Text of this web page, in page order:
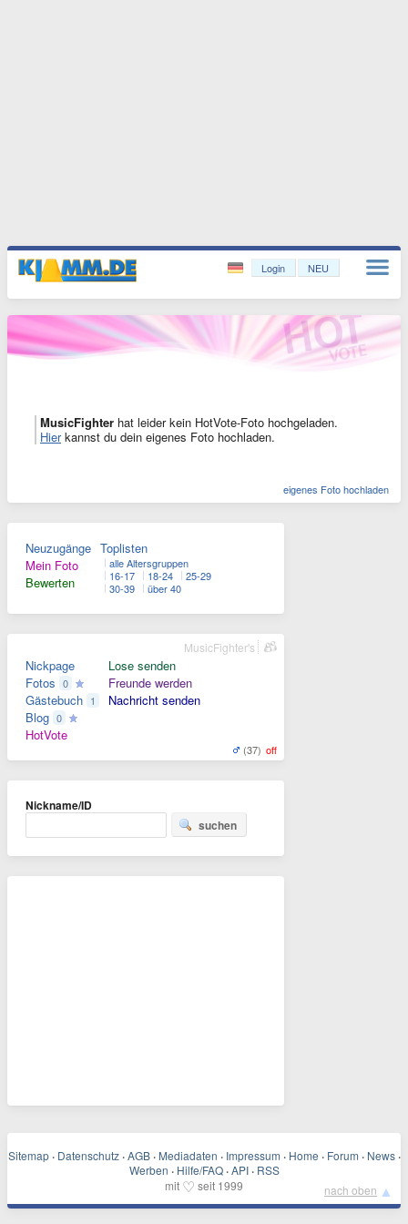
Login NEU
MusicFighter hat leider kein HotVote-Foto hochgeladen.
Hierkannst du dein eigenes Foto hochladen.
eigenes Foto hochladen
Neuzugänge
Mein Foto
Bewerten
Toplisten
alle Altersgruppen
16-17
18-24
25-29
30-39
über 40
Nickpage
Fotos 0
Gästebuch 1
Blog 0
HotVote
Lose senden
Freunde werden
Nachricht senden
(37) off
MusicFighter's
Nickname/ID
suchen
Sitemap · Datenschutz · AGB · Mediadaten · Impressum · Home · Forum · News ·
Werben · Hilfe/FAQ · API · RSS
mit ♡ seit 1999 nach oben ▲